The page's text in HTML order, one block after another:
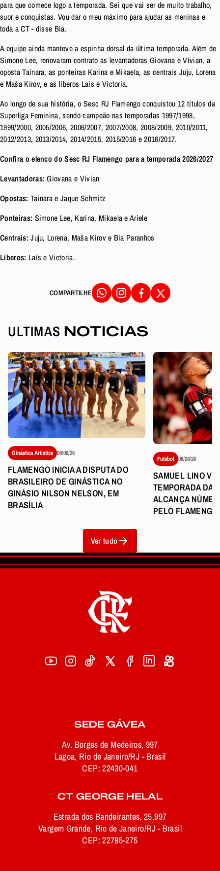
para que comece logo a temporada. Sei que vai ser de muito trabalho,
suor e conquistas. Vou dar o meu máximo para ajudar as meninas e
toda a CT - disse Bia.
A equipe ainda manteve a espinha dorsal da última temporada. Além de
Simone Lee, renovaram contrato as levantadoras Giovana e Vívian, a
oposta Tainara, as ponteiras Karina e Mikaela, as centrais Juju, Lorena
e Maša Kirov, e as líberos Laís e Victoria.
Ao longo de sua história, o Sesc RJ Flamengo conquistou 12 títulos da
Superliga Feminina, sendo campeão nas temporadas 1997/1998,
1999/2000, 2005/2006, 2006/2007, 2007/2008, 2008/2009, 2010/2011,
2012/2013, 2013/2014, 2014/2015, 2015/2016 e 2016/2017.
Confira o elenco do Sesc RJ Flamengo para a temporada 2026/2027
Levantadoras: Giovana e Vívian
Opostas: Tainara e Jaque Schmitz
Ponteiras: Simone Lee, Karina, Mikaela e Ariele
Centrais: Juju, Lorena, Maša Kirov e Bia Paranhos
Líberos: Laís e Victoria.
COMPARTILHE
ULTIMAS NOTICIAS
Ginástica Artística 06/08/26
FLAMENGO INICIA A DISPUTA DO
BRASILEIRO DE GINÁSTICA NO
GINÁSIO NILSON NELSON, EM
BRASÍLIA
Futebol 06/08/26
SAMUEL LINO
TEMPORADA DA
ALCANÇA
PELO FLAMENGO
Ver tudo
SEDE GÁVEA
Av. Borges de Medeiros, 997
Lagoa, Rio de Janeiro/RJ - Brasil
CEP: 22430-041
CT GEORGE HELAL
Estrada dos Bandeirantes, 25.997
Vargem Grande, Rio de Janeiro/RJ - Brasil
CEP: 22785-275